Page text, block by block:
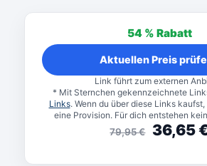
54 % Rabatt
79,95€
war:
79,95 €
36,65
Aktuellen Preis
Link führt zum externen
* Mit Sternchen gekennzeichnete
Links. Wenn du über diese Links
eine Provision. Für dich entstehen